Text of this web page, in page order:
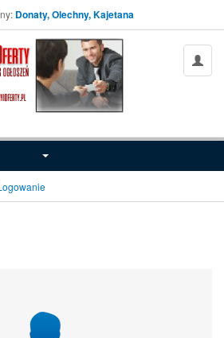
Donaty, Olechny, Kajetana